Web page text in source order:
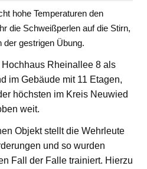
hohe Temperaturen den
die Schweißperlen auf die Stirn,
der gestrigen Übung.
Rheinallee 8 als
im Gebäude mit 11 Etagen,
höchsten im Kreis Neuwied
weit.
Objekt stellt die Wehrleute
und so wurden
Fall der Falle trainiert. Hierzu